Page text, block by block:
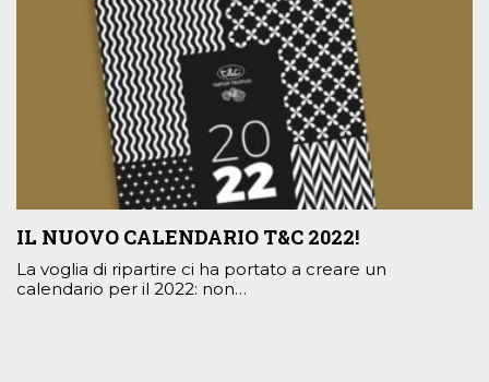
IL NUOVO CALENDARIO T&C 2022!
La voglia di ripartire ci ha portato a creare un
calendario per il 2022: non…